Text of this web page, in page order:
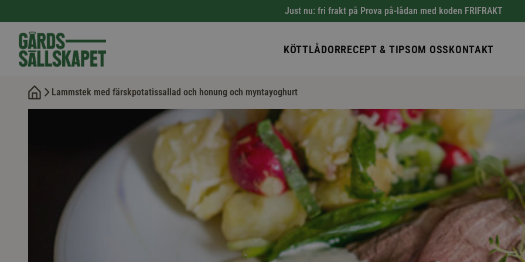
Just nu: fri frakt på Prova på-lådan med koden FRIFRAKT
KÖTTLÅDORRECEPT & TIPSOM OSSKONTAKT
Lammstek med färskpotatissallad och honung och myntayoghurt